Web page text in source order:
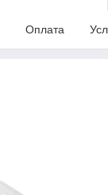
Оплата